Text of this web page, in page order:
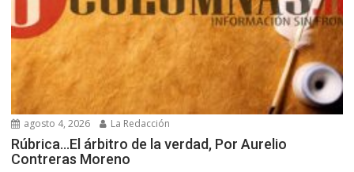
agosto 4, 2026 La Redacción
Rúbrica…El árbitro de la verdad, Por Aurelio
Contreras Moreno